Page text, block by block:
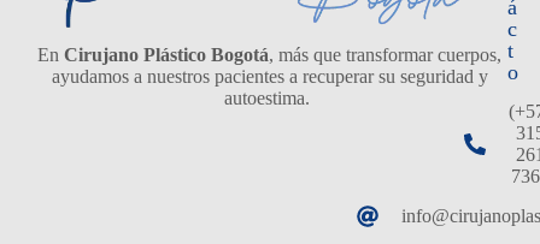
En Cirujano Plástico Bogotá, más que transformar cuerpos,
ayudamos a nuestros pacientes a recuperar su seguridad y
autoestima.
á
c
t
o